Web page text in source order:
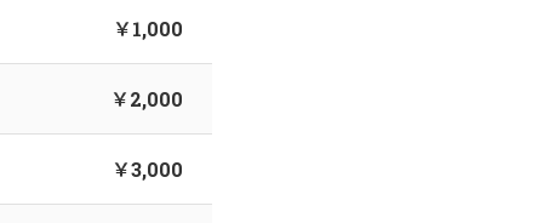
￥1,000
￥2,000
￥3,000